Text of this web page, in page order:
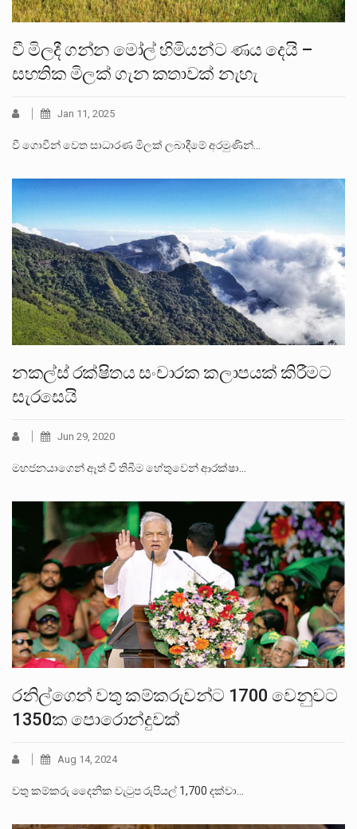
වී මිලදී ගන්න මෝල් හිමියන්ට ණය දෙයි –
සහතික මිලක් ගැන කතාවක් නැහැ
Jan 11, 2025
වී ගොවීන් වෙත සාධාරණ මිලක් ලබාදීමේ අරමුණින්…
නකල්ස් රක්ෂිතය සංචාරක කලාපයක් කිරීමට
සැරසෙයි
Jun 29, 2020
මහජනයාගෙන් ඈත් වී තිබීම හේතුවෙන් ආරක්ෂා…
රනිල්ගෙන් වතු කම්කරුවන්ට 1700 වෙනුවට
1350ක පොරොන්දුවක්
Aug 14, 2024
වතු කම්කරු දෛනික වැටුප රුපියල් 1,700 දක්වා…